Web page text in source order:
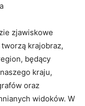
zjawiskowe
krajobraz,
będący
kraju,
oraz
widoków. W